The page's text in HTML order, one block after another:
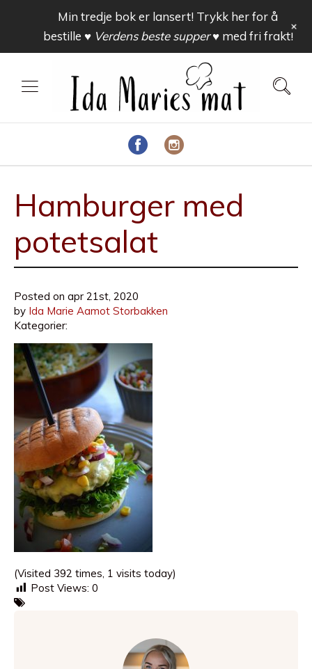
Hamburger med
potetsalat
Posted on apr 21st, 2020
by Ida Marie Aamot Storbakken
Kategorier:
(Visited 392 times, 1 visits today)
Post Views: 0
Min tredje bok er lansert! Trykk her for å
bestille ♥ Verdens beste supper ♥med fri frakt!
+